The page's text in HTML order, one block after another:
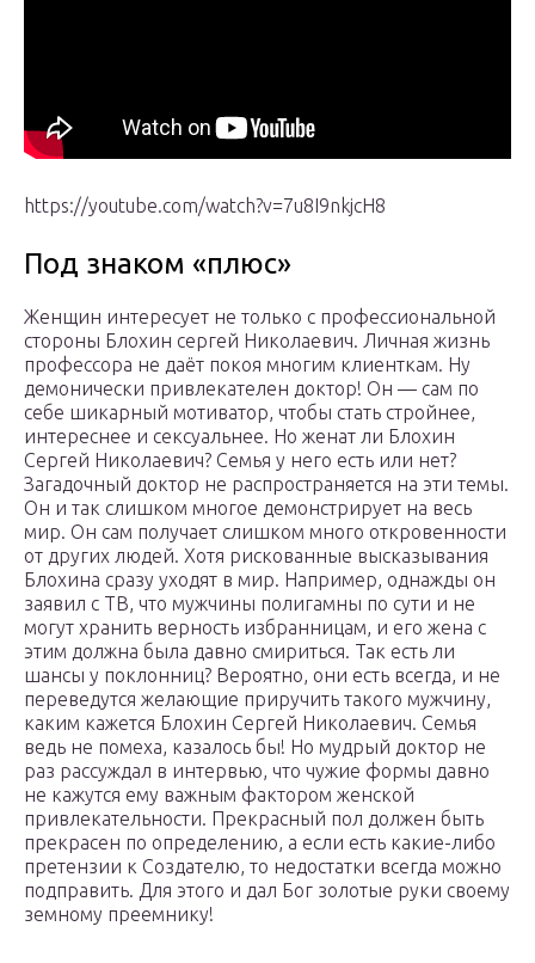
https://youtube.com/watch?v=7u8I9nkjcH8
Под знаком «плюс»
Женщин интересует не только с профессиональной
стороны Блохин сергей Николаевич. Личная жизнь
профессора не даёт покоя многим клиенткам. Ну
демонически привлекателен доктор! Он — сам по
себе шикарный мотиватор, чтобы стать стройнее,
интереснее и сексуальнее. Но женат ли Блохин
Сергей Николаевич? Семья у него есть или нет?
Загадочный доктор не распространяется на эти темы.
Он и так слишком многое демонстрирует на весь
мир. Он сам получает слишком много откровенности
от других людей. Хотя рискованные высказывания
Блохина сразу уходят в мир. Например, однажды он
заявил с ТВ, что мужчины полигамны по сути и не
могут хранить верность избранницам, и его жена с
этим должна была давно смириться. Так есть ли
шансы у поклонниц? Вероятно, они есть всегда, и не
переведутся желающие приручить такого мужчину,
каким кажется Блохин Сергей Николаевич. Семья
ведь не помеха, казалось бы! Но мудрый доктор не
раз рассуждал в интервью, что чужие формы давно
не кажутся ему важным фактором женской
привлекательности. Прекрасный пол должен быть
прекрасен по определению, а если есть какие-либо
претензии к Создателю, то недостатки всегда можно
подправить. Для этого и дал Бог золотые руки своему
земному преемнику!